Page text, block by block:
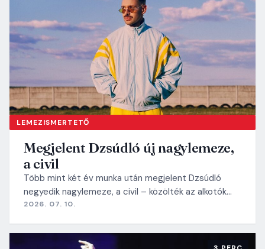
LEMEZISMERTETŐ
Megjelent Dzsúdló új nagylemeze,
a civil
Több mint két év munka után megjelent Dzsúdló
negyedik nagylemeze, a civil – közölték az alkotók…
2026. 07. 10.